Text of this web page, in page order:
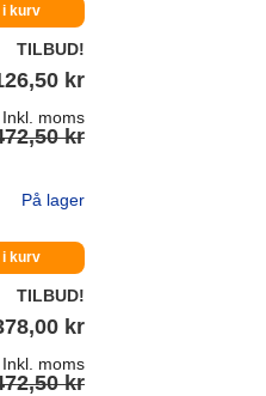
kurv
TILBUD!
kr
Inkl. moms
kr
På lager
kurv
TILBUD!
kr
Inkl. moms
kr